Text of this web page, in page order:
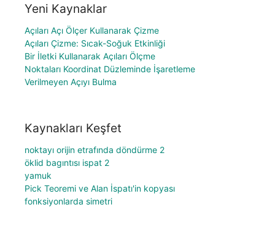
Yeni Kaynaklar
Açıları Açı Ölçer Kullanarak Çizme
Açıları Çizme: Sıcak-Soğuk Etkinliği
Bir İletki Kullanarak Açıları Ölçme
Noktaları Koordinat Düzleminde İşaretleme
Verilmeyen Açıyı Bulma
Kaynakları Keşfet
noktayı orijin etrafında döndürme 2
öklid bagıntısı ispat 2
yamuk
Pick Teoremi ve Alan İspatı'in kopyası
fonksiyonlarda simetri